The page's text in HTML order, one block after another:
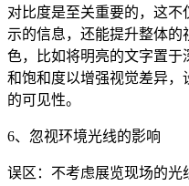
对比度是至关重要的，这
示的信息，还能提升整体
色，比如将明亮的文字置
和饱和度以增强视觉差异，
的可见性。
6、忽视环境光线的影响
误区：不考虑展览现场的